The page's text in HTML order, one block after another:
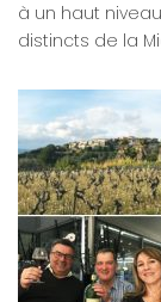
à un haut
distincts de la